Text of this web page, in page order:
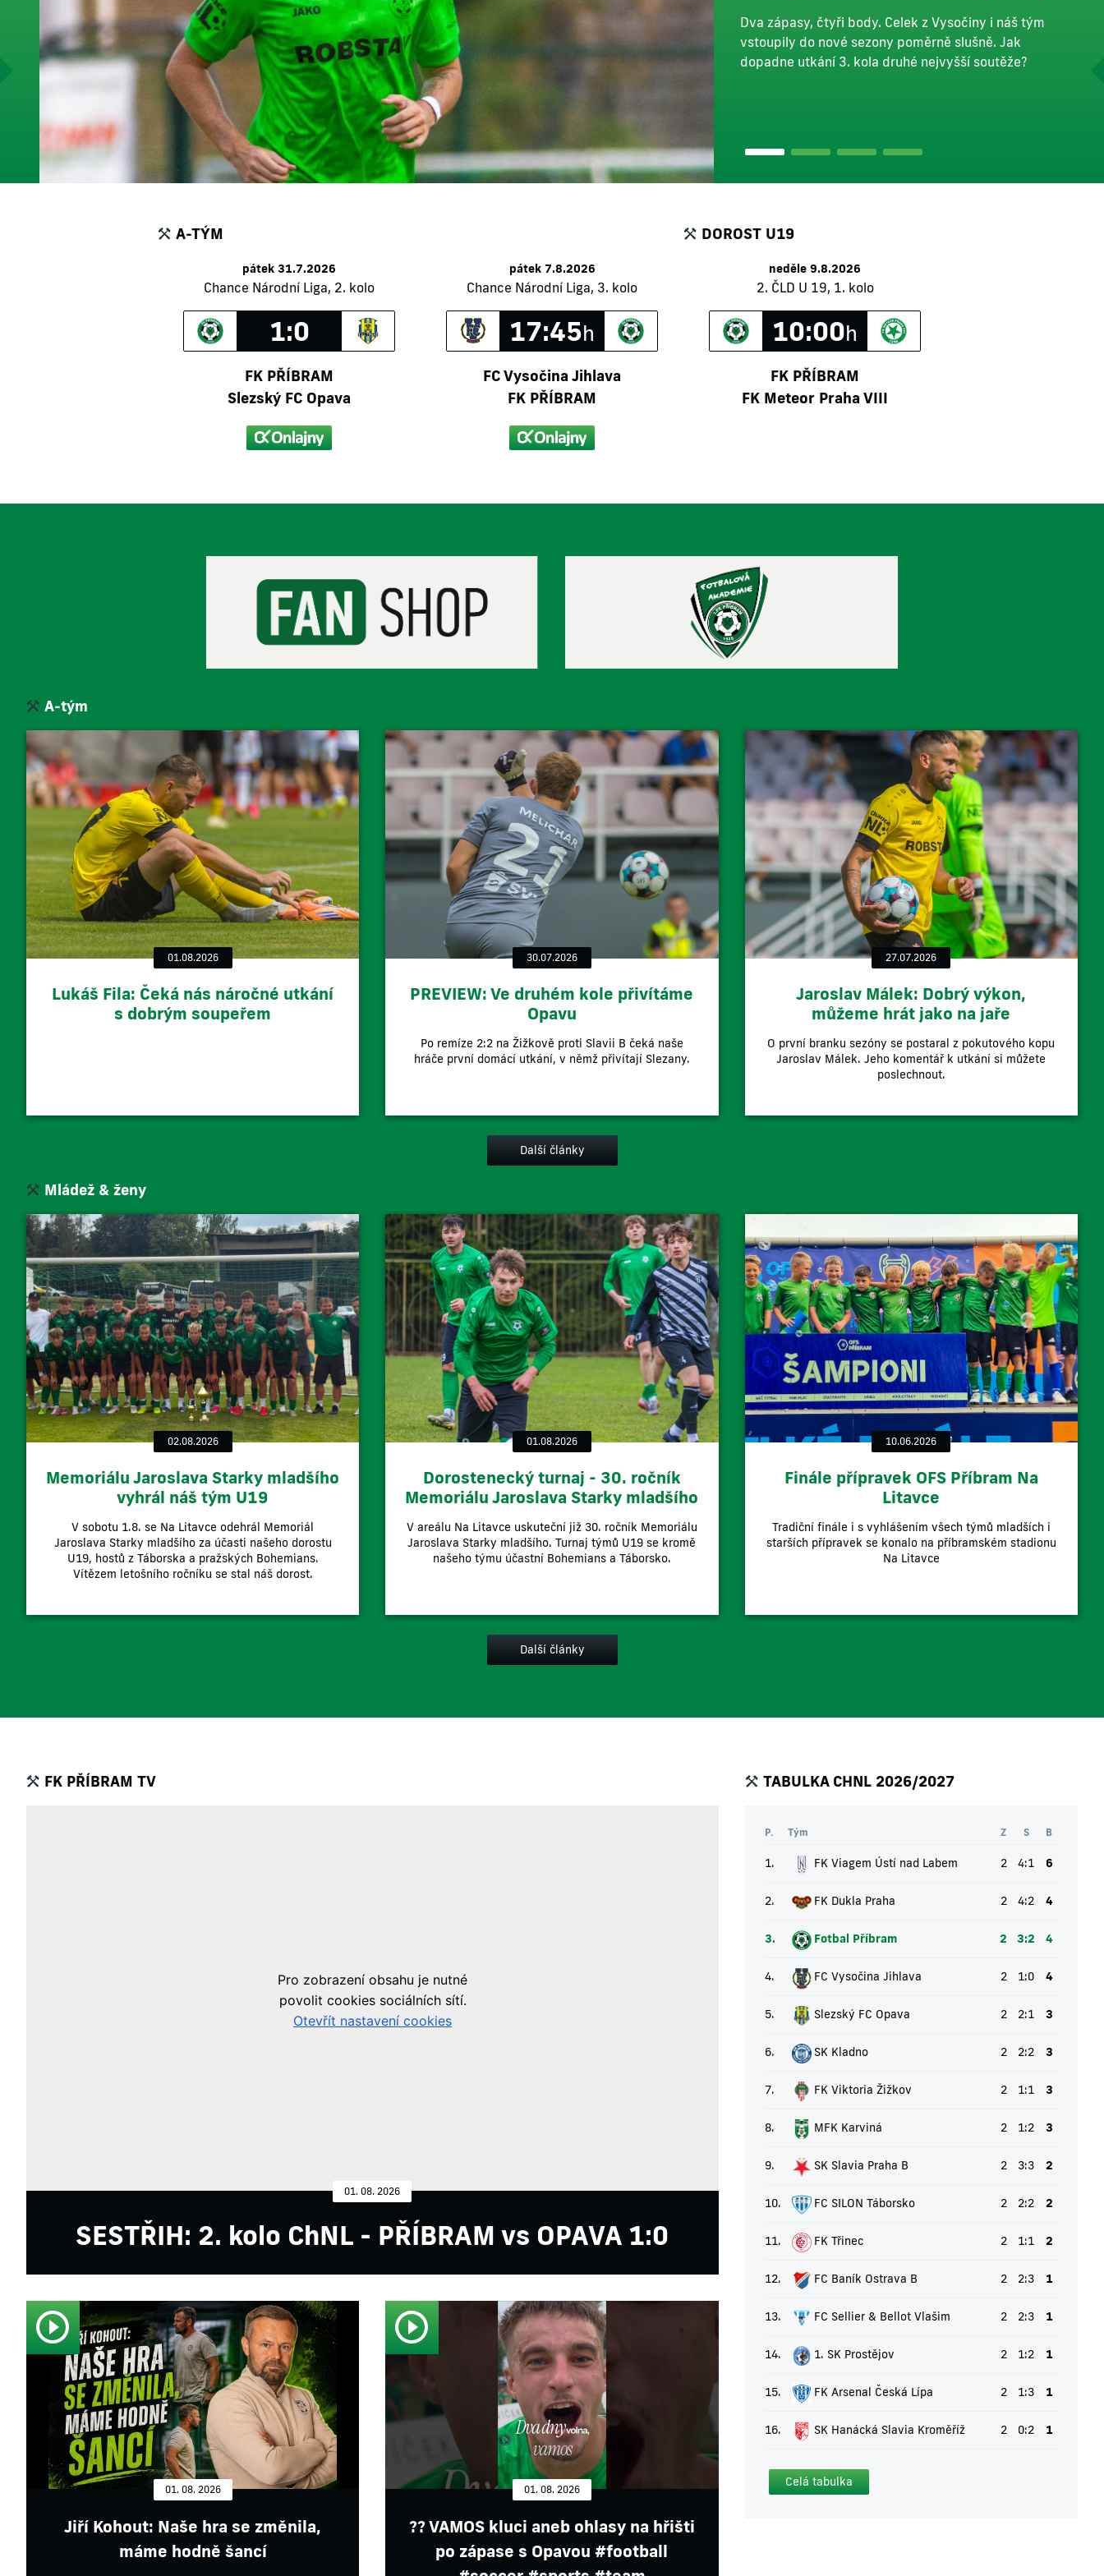
Dva zápasy, čtyři body. Celek z Vysočiny i náš tým
vstoupily do nové sezony poměrně slušně. Jak
dopadne utkání 3. kola druhé nejvyšší soutěže?
Hodnotit výhru nad Opavou jsme nechali trenéra
Jiřího Kohouta. Je to zatím povedený start do
sezóny?
blíží!
A-TÝM
pátek 31.7.2026
Chance Národní Liga, 2. kolo
1:0
FK PŘÍBRAM
Slezský FC Opava
pátek 7.8.2026
Chance Národní Liga, 3. kolo
17:45h
FC Vysočina Jihlava
FK PŘÍBRAM
DOROST U19
neděle 9.8.2026
2. ČLD U 19, 1. kolo
10:00h
FK PŘÍBRAM
FK Meteor Praha VIII
A-tým
01.08.2026
Lukáš Fila: Čeká nás náročné utkání
s dobrým soupeřem
30.07.2026
PREVIEW: Ve druhém kole přivítáme
Opavu
Po remíze 2:2 na Žižkově proti Slavii B čeká naše
hráče první domácí utkání, v němž přivítají Slezany.
27.07.2026
Jaroslav Málek: Dobrý výkon,
můžeme hrát jako na jaře
O první branku sezóny se postaral z pokutového kopu
Jaroslav Málek. Jeho komentář k utkání si můžete
poslechnout.
Další články
Mládež & ženy
02.08.2026
Memoriálu Jaroslava Starky mladšího
vyhrál náš tým U19
V sobotu 1.8. se Na Litavce odehrál Memoriál
Jaroslava Starky mladšího za účasti našeho dorostu
U19, hostů z Táborska a pražských Bohemians.
Vítězem letošního ročníku se stal náš dorost.
01.08.2026
Dorostenecký turnaj - 30. ročník
Memoriálu Jaroslava Starky mladšího
V areálu Na Litavce uskuteční již 30. ročník Memoriálu
Jaroslava Starky mladšího. Turnaj týmů U19 se kromě
našeho týmu účastní Bohemians a Táborsko.
10.06.2026
Finále přípravek OFS Příbram Na
Litavce
Tradiční finále i s vyhlášením všech týmů mladších i
starších přípravek se konalo na příbramském stadionu
Na Litavce
Další články
FK PŘÍBRAM TV
01. 08. 2026
SESTŘIH: 2. kolo ChNL - PŘÍBRAM vs OPAVA 1:0
01. 08. 2026
Jiří Kohout: Naše hra se změnila,
máme hodně šancí
01. 08. 2026
?? VAMOS kluci aneb ohlasy na hřišti
po zápase s Opavou #football
TABULKA CHNL 2026/2027
P. Tým Z S B
1. FK Viagem Ústí nad Labem 2 4:1 6
2. FK Dukla Praha 2 4:2 4
3. Fotbal Příbram 2 3:2 4
4. FC Vysočina Jihlava 2 1:0 4
5. Slezský FC Opava 2 2:1 3
6. SK Kladno 2 2:2 3
7. FK Viktoria Žižkov 2 1:1 3
8. MFK Karviná 2 1:2 3
9. SK Slavia Praha B 2 3:3 2
10. FC SILON Táborsko 2 2:2 2
11. FK Třinec 2 1:1 2
12. FC Baník Ostrava B 2 2:3 1
13. FC Sellier & Bellot Vlašim 2 2:3 1
14. 1. SK Prostějov 2 1:2 1
15. FK Arsenal Česká Lípa 2 1:3 1
16. SK Hanácká Slavia Kroměříž 2 0:2 1
Celá tabulka